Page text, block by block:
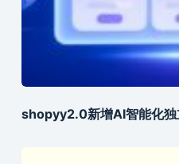
shopyy2.0新增AI智能化独